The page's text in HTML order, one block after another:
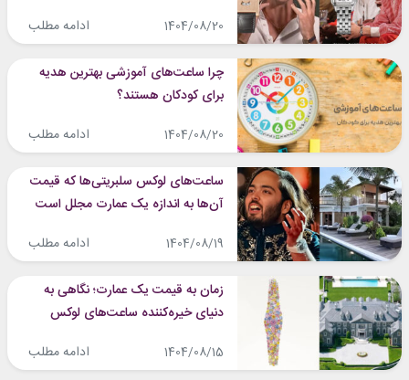
1404/08/20 ادامه مطلب
چرا ساعت‌های آموزشی بهترین هدیه
برای کودکان هستند؟
1404/08/20 ادامه مطلب
ساعت‌های لوکس سلبریتی‌ها که قیمت
آن‌ها به اندازه یک عمارت مجلل است
1404/08/19 ادامه مطلب
زمان به قیمت یک عمارت؛ نگاهی به
دنیای خیره‌کننده ساعت‌های لوکس
1404/08/15 ادامه مطلب